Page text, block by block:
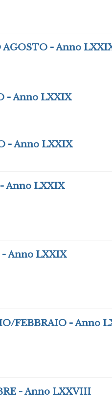
AGOSTO - Anno
- Anno LXXIX
- Anno LXXIX
Anno LXXIX
Anno LXXIX
FEBBRAIO - Anno
- Anno LXXVIII